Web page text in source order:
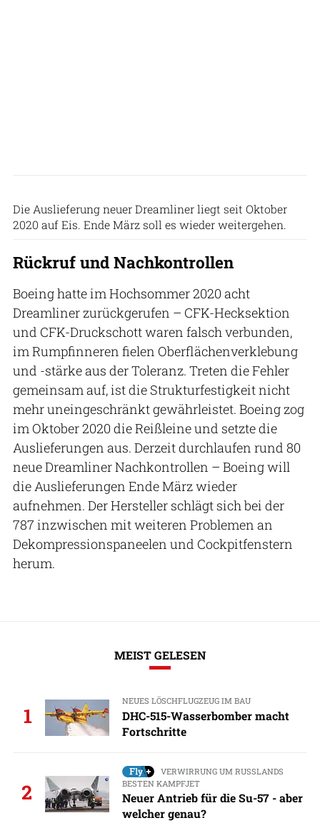
Die Auslieferung neuer Dreamliner liegt seit Oktober
2020 auf Eis. Ende März soll es wieder weitergehen.
Rückruf und Nachkontrollen
Boeing hatte im Hochsommer 2020 acht
Dreamliner zurückgerufen – CFK-Hecksektion
und CFK-Druckschott waren falsch verbunden,
im Rumpfinneren fielen Oberflächenverklebung
und -stärke aus der Toleranz. Treten die Fehler
gemeinsam auf, ist die Strukturfestigkeit nicht
mehr uneingeschränkt gewährleistet. Boeing zog
im Oktober 2020 die Reißleine und setzte die
Auslieferungen aus. Derzeit durchlaufen rund 80
neue Dreamliner Nachkontrollen – Boeing will
die Auslieferungen Ende März wieder
aufnehmen. Der Hersteller schlägt sich bei der
787 inzwischen mit weiteren Problemen an
Dekompressionspaneelen und Cockpitfenstern
herum.
MEIST GELESEN
1
NEUES LÖSCHFLUGZEUG IM BAU
DHC-515-Wasserbomber macht
Fortschritte
2
VERWIRRUNG UM RUSSLANDS
BESTEN KAMPFJET
Neuer Antrieb für die Su-57 - aber
welcher genau?